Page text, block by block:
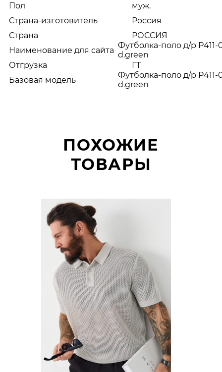
Пол
муж.
Страна-изготовитель
Россия
Страна
РОССИЯ
Наименование для сайта Футболка-поло д/р P411-
d.green
Отгрузка
ГТ
Базовая модель
Футболка-поло д/р P411-
d.green
ПОХОЖИЕ
ТОВАРЫ